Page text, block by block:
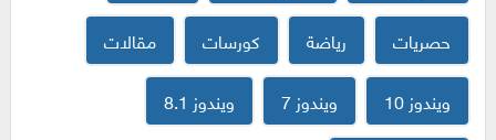
حصريات
رياضة كورسات
مقالات
ويندوز 10
ويندوز 7
ويندوز 8.1